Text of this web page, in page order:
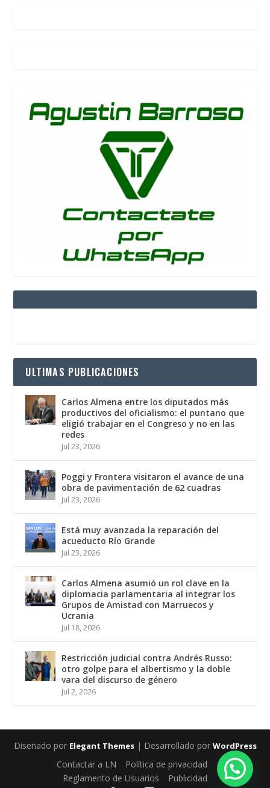
ULTIMAS PUBLICACIONES
Carlos Almena entre los diputados más
productivos del oficialismo: el puntano que
eligió trabajar en el Congreso y no en las
redes
Jul 23, 2026
Poggi y Frontera visitaron el avance de una
obra de pavimentación de 62 cuadras
Jul 23, 2026
Está muy avanzada la reparación del
acueducto Río Grande
Jul 23, 2026
Carlos Almena asumió un rol clave en la
diplomacia parlamentaria al integrar los
Grupos de Amistad con Marruecos y
Ucrania
Jul 18, 2026
Restricción judicial contra Andrés Russo:
otro golpe para el albertismo y la doble
vara del discurso de género
Jul 2, 2026
Diseñado por Elegant Themes| Desarrollado por WordPress
Contactar a LN
Política de privacidad
Reglamento de Usuarios
Publicidad